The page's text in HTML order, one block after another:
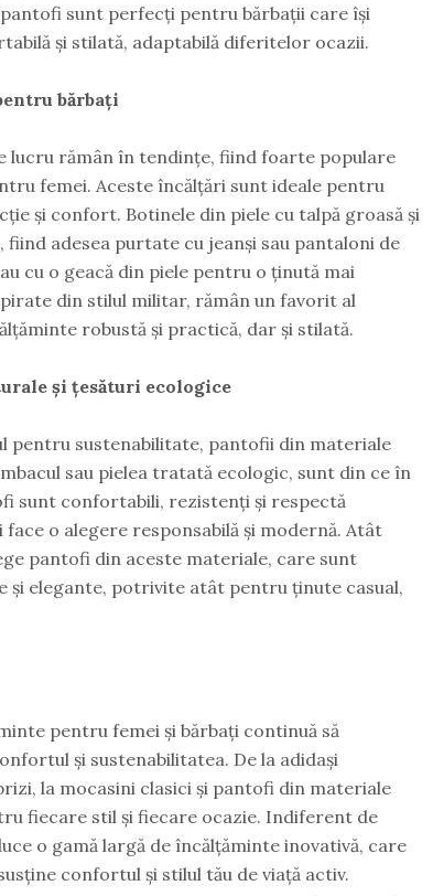
sunt perfecți pentru bărbații care își
și stilată, adaptabilă diferitelor ocazii.
bărbați
lucru rămân în tendințe, fiind foarte populare
femei. Aceste încălțări sunt ideale pentru
și confort. Botinele din piele cu talpă groasă și
adesea purtate cu jeanși sau pantaloni de
cu o geacă din piele pentru o ținută mai
din stilul militar, rămân un favorit al
robustă și practică, dar și stilată.
și țesături ecologice
pentru sustenabilitate, pantofii din materiale
sau pielea tratată ecologic, sunt din ce în
sunt confortabili, rezistenți și respectă
o alegere responsabilă și modernă. Atât
pantofi din aceste materiale, care sunt
și elegante, potrivite atât pentru ținute casual,
pentru femei și bărbați continuă să
și sustenabilitatea. De la adidași
la mocasini clasici și pantofi din materiale
fiecare stil și fiecare ocazie. Indiferent de
o gamă largă de încălțăminte inovativă, care
confortul și stilul tău de viață activ.